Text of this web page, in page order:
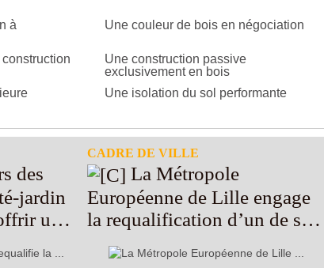
à
Une couleur de bois en négociation
Une construction passive
exclusivement en bois
Une isolation du sol performante
jardin
un
CADRE DE VILLE
Européenne de Lille engage
la requalification d’un de ses
quartiers les plus pauvres